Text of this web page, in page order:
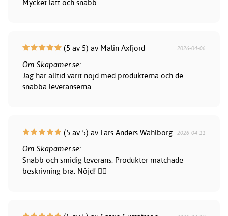
Mycket lätt och snabb
(5 av 5) av Malin Axfjord 2026-04-06
Om Skapamer.se:
Jag har alltid varit nöjd med produkterna och de
snabba leveranserna.
(5 av 5) av Lars Anders Wahlborg 2026-04-11
Om Skapamer.se:
Snabb och smidig leverans. Produkter matchade
beskrivning bra. Nöjd! 👍🏻